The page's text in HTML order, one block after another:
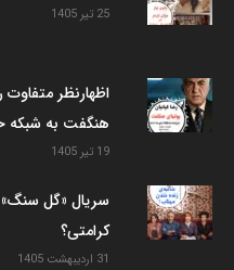
25 تیر 1405
اظهارنظر متفاوت
هنگفت به شبکه
19 تیر 1405
سریال «گل سنگ»
کرامتی؟
31 اردیبهشت 1405